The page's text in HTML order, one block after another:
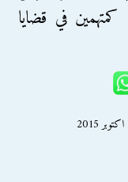
كمتهمين في قضايا